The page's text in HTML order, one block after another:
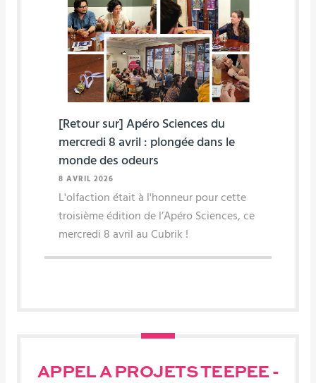
[Retour sur] Apéro Sciences du
mercredi 8 avril : plongée dans le
monde des odeurs
8 AVRIL 2026
L'olfaction était à l'honneur pour cette
troisième édition de l’Apéro Sciences, ce
mercredi 8 avril au Cubrik !
APPEL A PROJETS TEEPEE -